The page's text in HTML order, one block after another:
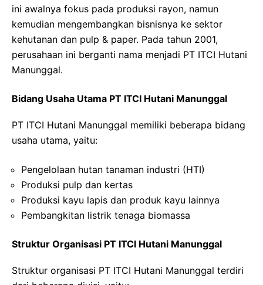
ini awalnya fokus pada produksi rayon, namun
kemudian mengembangkan bisnisnya ke sektor
kehutanan dan pulp & paper. Pada tahun 2001,
perusahaan ini berganti nama menjadi PT ITCI Hutani
Manunggal.
Bidang Usaha Utama PT ITCI Hutani Manunggal
PT ITCI Hutani Manunggal memiliki beberapa bidang
usaha utama, yaitu:
Pengelolaan hutan tanaman industri (HTI)
Produksi pulp dan kertas
Produksi kayu lapis dan produk kayu lainnya
Pembangkitan listrik tenaga biomassa
Struktur Organisasi PT ITCI Hutani Manunggal
Struktur organisasi PT ITCI Hutani Manunggal terdiri